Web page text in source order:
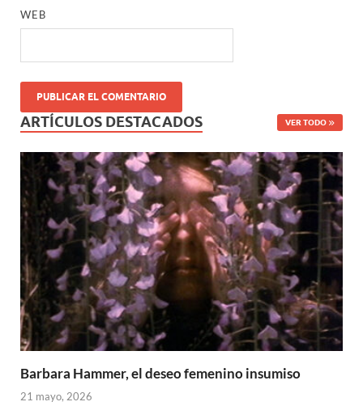
WEB
ARTÍCULOS DESTACADOS VER TODO
Barbara Hammer, el deseo femenino insumiso
21 mayo, 2026